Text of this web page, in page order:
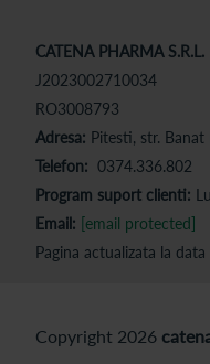
CATENA PHARMA S.R.L.
J2023002710034
RO3008793
Adresa: Pitesti, str.
Telefon: 0374.336.802
Program suport clienti:
Email: [email protected]
Pagina actualizata la
Copyright 2026